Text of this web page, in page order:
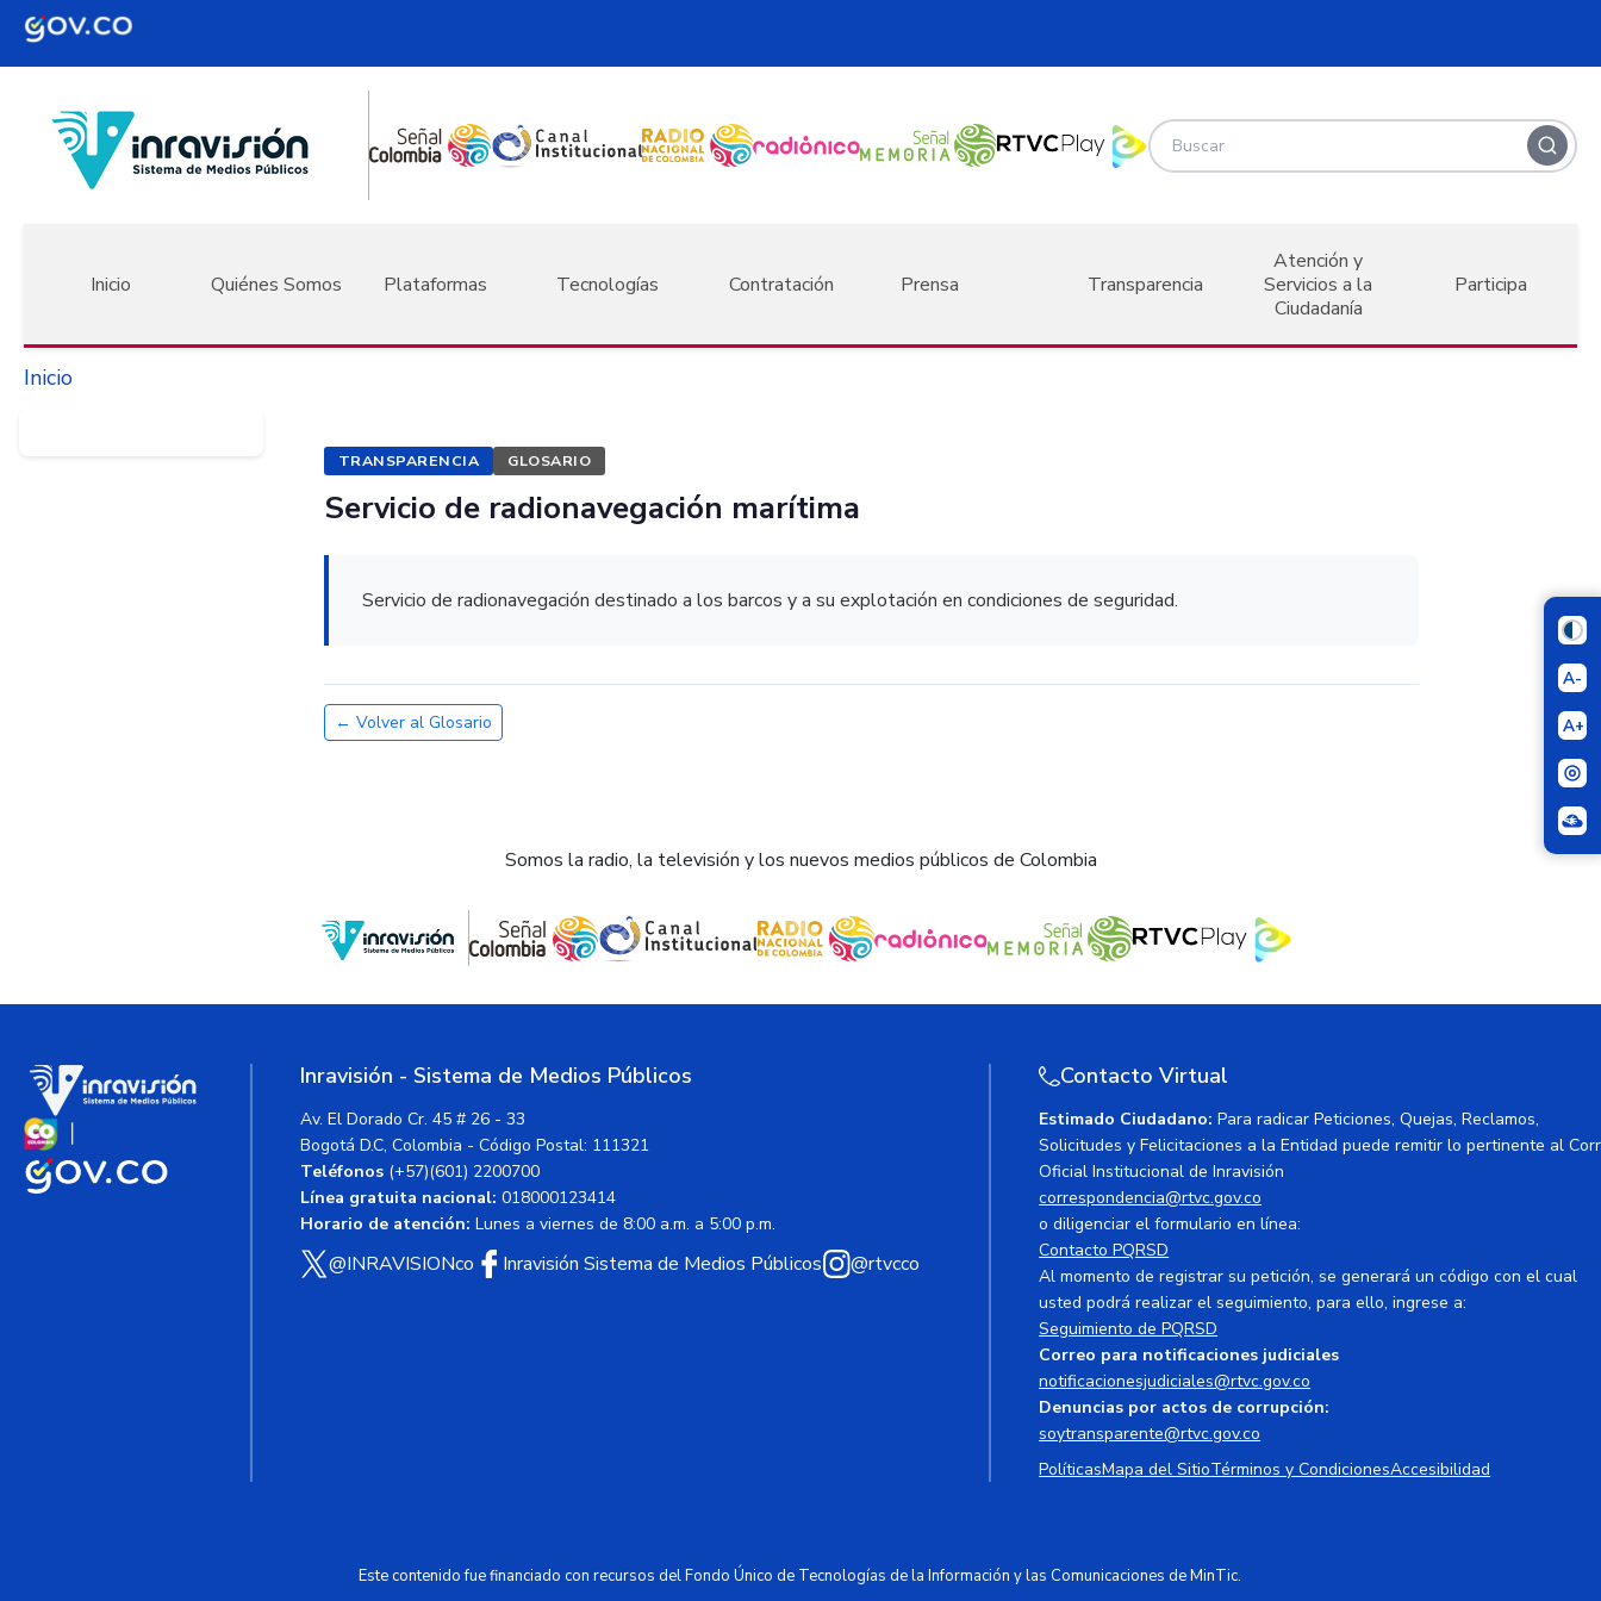
Pasar al contenido principal
Inicio Quiénes Somos Plataformas Tecnologías Contratación Prensa Transparencia
Atención y
Servicios a la
Ciudadanía
Participa
A-
A+
Inicio
TRANSPARENCIA GLOSARIO
Servicio de radionavegación marítima
Servicio de radionavegación destinado a los barcos y a su explotación en condiciones de seguridad.
← Volver al Glosario
Somos la radio, la televisión y los nuevos medios públicos de Colombia
Inravisión - Sistema de Medios Públicos
Av. El Dorado Cr. 45 # 26 - 33
Bogotá D.C, Colombia - Código Postal: 111321
Teléfonos (+57)(601) 2200700
Línea gratuita nacional: 018000123414
Horario de atención: Lunes a viernes de 8:00 a.m. a 5:00 p.m.
@INRAVISIONco Inravisión Sistema de Medios Públicos @rtvcco
Contacto Virtual
Estimado Ciudadano: Para radicar Peticiones, Quejas, Reclamos,
Solicitudes y Felicitaciones a la Entidad puede remitir lo pertinente al
Oficial Institucional de Inravisión
correspondencia@rtvc.gov.co
o diligenciar el formulario en línea:
Contacto PQRSD
Al momento de registrar su petición, se generará un código con el cual
usted podrá realizar el seguimiento, para ello, ingrese a:
Seguimiento de PQRSD
Correo para notificaciones judiciales
notificacionesjudiciales@rtvc.gov.co
Denuncias por actos de corrupción:
soytransparente@rtvc.gov.co
PolíticasMapa del SitioTérminos y CondicionesAccesibilidad
Este contenido fue financiado con recursos del Fondo Único de Tecnologías de la Información y las Comunicaciones de MinTic.